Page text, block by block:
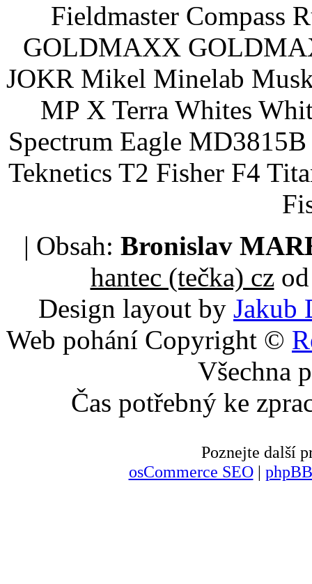
Fieldmaster Compass
GOLDMAXX
JOKR Mikel Minelab
MP X Terra Whites
Spectrum Eagle
Teknetics T2 Fisher F4
| Obsah: Bronislav
hantec (tečka) czod
Design layout by Jakub
Web pohání Copyright ©
Všechna
Čas potřebný ke
Poznejte další
osCommerce SEO|